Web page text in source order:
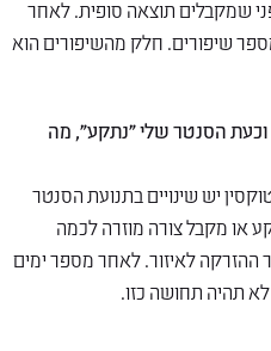
שמקבלים תוצאה סופית. לאחר
שיפורים. חלק מהשיפורים הוא
וכעת הסנטר שלי "נתקע", מה
יש שינויים בתנועת הסנטר
או מקבל צורה מוזרה לכמה
ההזרקה לאיזור. לאחר מספר ימים
לא תהיה תחושה כזו.